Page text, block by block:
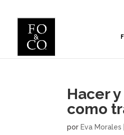
Hacer
como
por Eva Morales